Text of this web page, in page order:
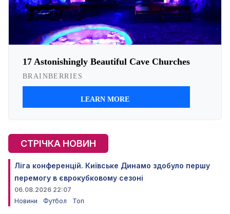
СТРІЧКА НОВИН
Ліга конференцій. Київське Динамо здобуло першу
перемогу в єврокубковому сезоні
06.08.2026 22:07
Новини
Футбол Топ